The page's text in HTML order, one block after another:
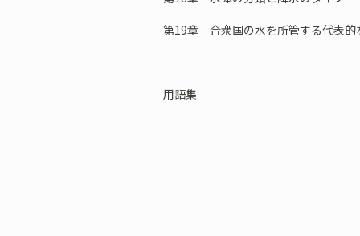
第19章 合衆国の水を所管する代表的
用語集